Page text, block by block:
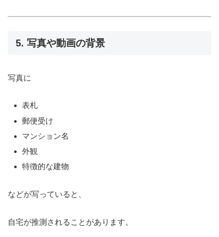
5. 写真や動画の背景
写真に
表札
郵便受け
マンション名
外観
特徴的な建物
などが写っていると、
自宅が推測されることがあります。